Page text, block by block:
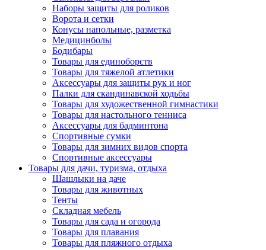
Наборы защиты для роликов
Ворота и сетки
Конусы напольные, разметка
Медицинболы
Бодибары
Товары для единоборств
Товары для тяжелой атлетики
Аксессуары для защиты рук и ног
Палки для скандинавской ходьбы
Товары для художественной гимнастики
Товары для настольного тенниса
Аксессуары для бадминтона
Спортивные сумки
Товары для зимних видов спорта
Спортивные аксессуары
Товары для дачи, туризма, отдыха
Шашлыки на даче
Товары для животных
Тенты
Складная мебель
Товары для сада и огорода
Товары для плавания
Товары для пляжного отдыха